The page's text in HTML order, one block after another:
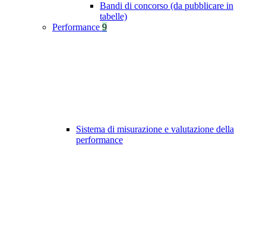
Bandi di concorso (da pubblicare in
tabelle)
Performance 9
Sistema di misurazione e valutazione della
performance